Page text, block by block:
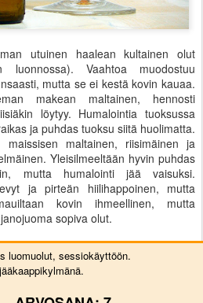
utuinen haalean kultainen olut
luonnossa). Vaahtoa muodostuu
mutta se ei kestä kovin kauaa.
makean maltainen, hennosti
löytyy. Humalointia tuoksussa
ja puhdas tuoksu siitä huolimatta.
maltainen, riisimäinen ja
Yleisilmeeltään hyvin puhdas
mutta humalointi jää vaisuksi.
ja pirteän hiilihappoinen, mutta
kovin ihmeellinen, mutta
sopiva olut.
luomuolut, sessiokäyttöön.